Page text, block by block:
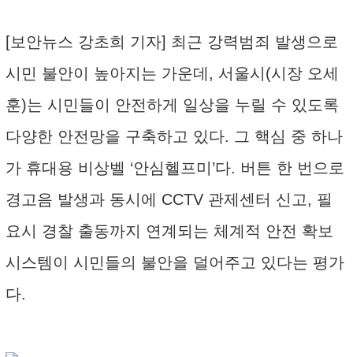
[보안뉴스 강초희 기자] 최근 강력범죄 발생으로
시민 불안이 높아지는 가운데, 서울시(시장 오세
훈)는 시민들이 안전하게 일상을 누릴 수 있도록
다양한 안전망을 구축하고 있다. 그 핵심 중 하나
가 휴대용 비상벨 ‘안심헬프미’다. 버튼 한 번으로
경고음 발생과 동시에 CCTV 관제센터 신고, 필
요시 경찰 출동까지 연계되는 체계적 안전 확보
시스템이 시민들의 불안을 덜어주고 있다는 평가
다.